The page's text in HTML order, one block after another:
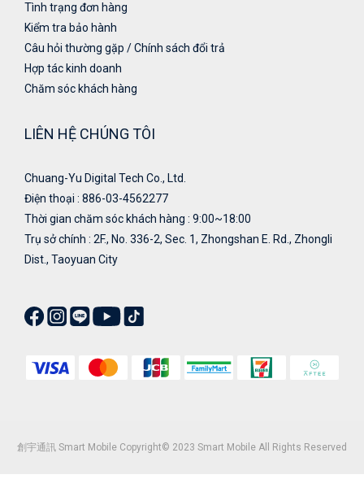
Tình trạng đơn hàng
Kiểm tra bảo hành
Câu hỏi thường gặp / Chính sách đổi trả
Hợp tác kinh doanh
Chăm sóc khách hàng
LIÊN HỆ CHÚNG TÔI
Chuang-Yu Digital Tech Co., Ltd.
Điện thoại : 886-03-4562277
Thời gian chăm sóc khách hàng : 9:00~18:00
Trụ sở chính : 2F., No. 336-2, Sec. 1, Zhongshan E. Rd., Zhongli
Dist., Taoyuan City
創宇通訊 Smart Mobile Copyright© 2023 Smart Mobile All Rights Reserved